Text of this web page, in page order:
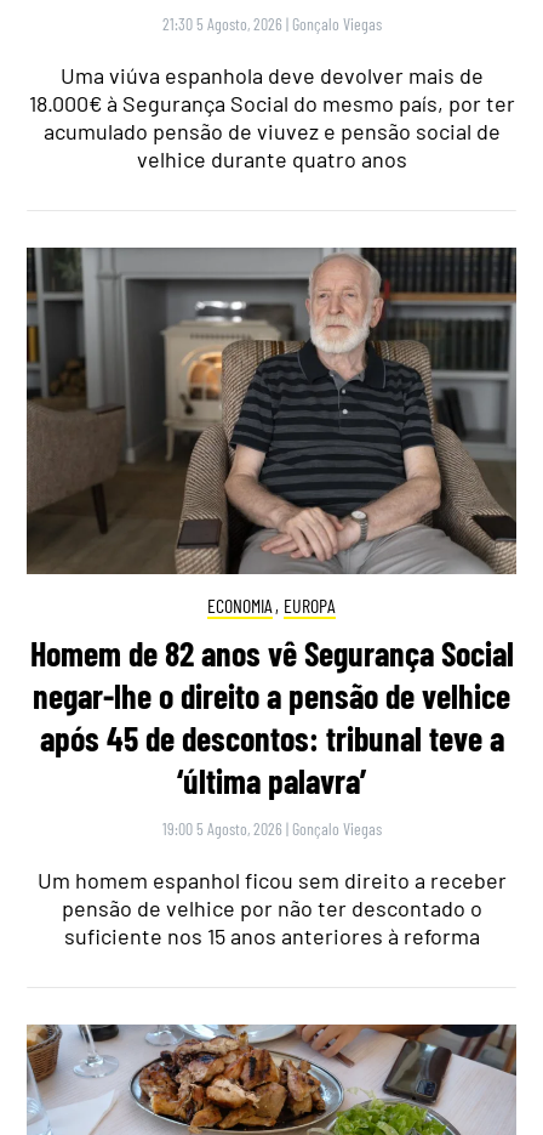
21:30 5 Agosto, 2026 | Gonçalo Viegas
Uma viúva espanhola deve devolver mais de
18.000€ à Segurança Social do mesmo país, por ter
acumulado pensão de viuvez e pensão social de
velhice durante quatro anos
ECONOMIA , EUROPA
Homem de 82 anos vê Segurança Social
negar-lhe o direito a pensão de velhice
após 45 de descontos: tribunal teve a
‘última palavra’
19:00 5 Agosto, 2026 | Gonçalo Viegas
Um homem espanhol ficou sem direito a receber
pensão de velhice por não ter descontado o
suficiente nos 15 anos anteriores à reforma